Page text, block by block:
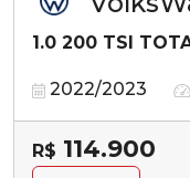
1.0 200 TSI
2022/2023
R$ 114.900